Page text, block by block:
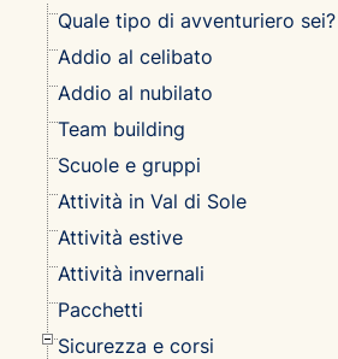
Quale tipo di avventuriero sei?
Addio al celibato
Addio al nubilato
Team building
Scuole e gruppi
Attività in Val di Sole
Attività estive
Attività invernali
Pacchetti
Sicurezza e corsi